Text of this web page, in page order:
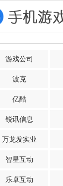
游戏公司
波克
亿酷
锐讯信息
万龙发实业
智星互动
乐卓互动